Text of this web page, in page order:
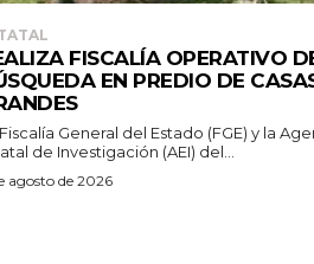
FISCALÍA OPERATIVO
EN PREDIO DE
General del Estado (FGE) y la
de Investigación (AEI) del...
agosto de 2026